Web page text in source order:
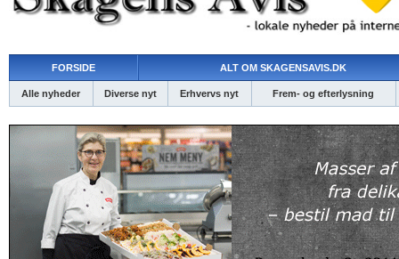
FORSIDE ALT OM SKAGENSAVIS.DK
Alle nyheder Diverse nyt Erhvervs nyt Frem- og efterlysning